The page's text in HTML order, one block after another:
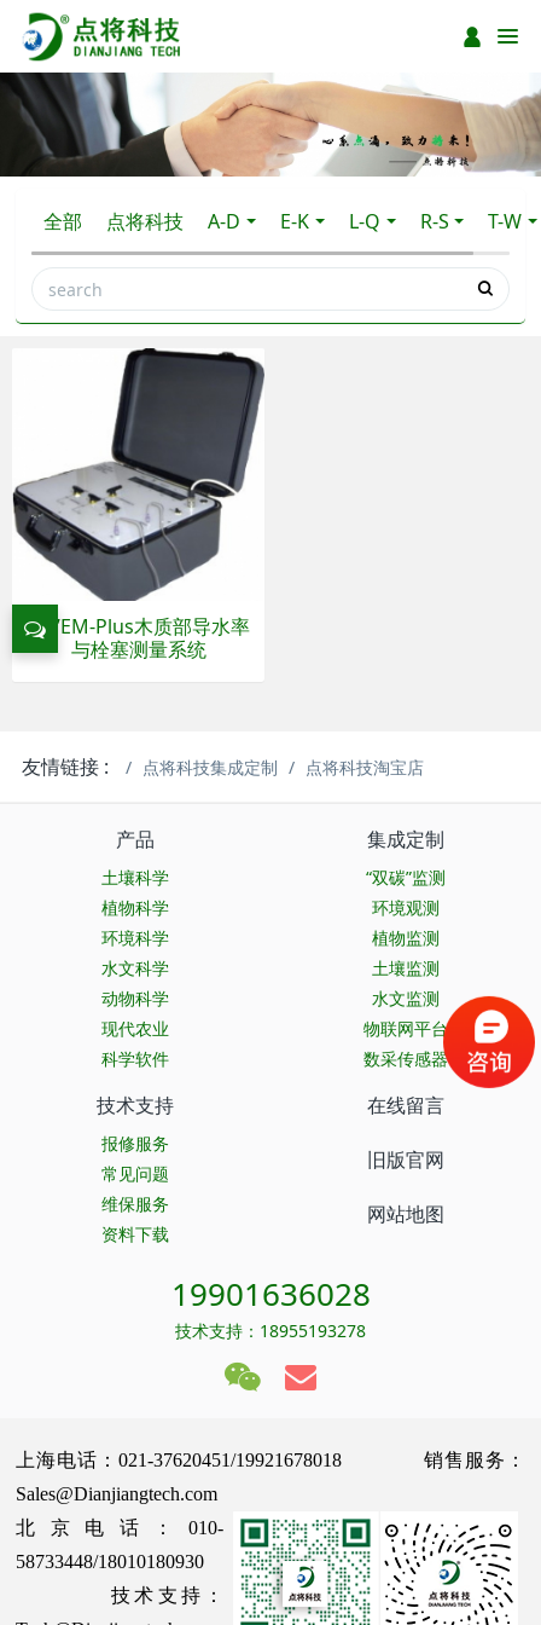
全部 点将科技 A-D E-K L-Q R-S T-W
XYL’EM-Plus木质部导水率
与栓塞测量系统
友情链接 : 点将科技集成定制 点将科技淘宝店
产品
土壤科学
植物科学
环境科学
水文科学
动物科学
现代农业
科学软件
集成定制
“双碳”监测
环境观测
植物监测
土壤监测
水文监测
物联网平台
数采传感器
技术支持
报修服务
常见问题
维保服务
资料下载
在线留言
旧版官网
网站地图
19901636028
技术支持：18955193278
上海电话：021-37620451/19921678018 销售服务：
Sales@Dianjiangtech.com
北京电话：010-
58733448/18010180930
技术支持：